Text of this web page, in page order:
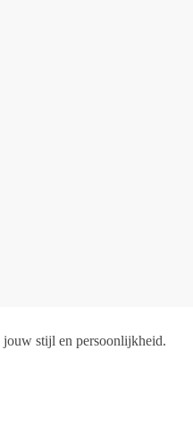
jouw stijl en persoonlijkheid.